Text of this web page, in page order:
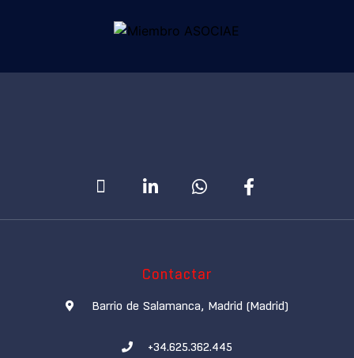
Contactar
Barrio de Salamanca, Madrid (Madrid)
+34.625.362.445